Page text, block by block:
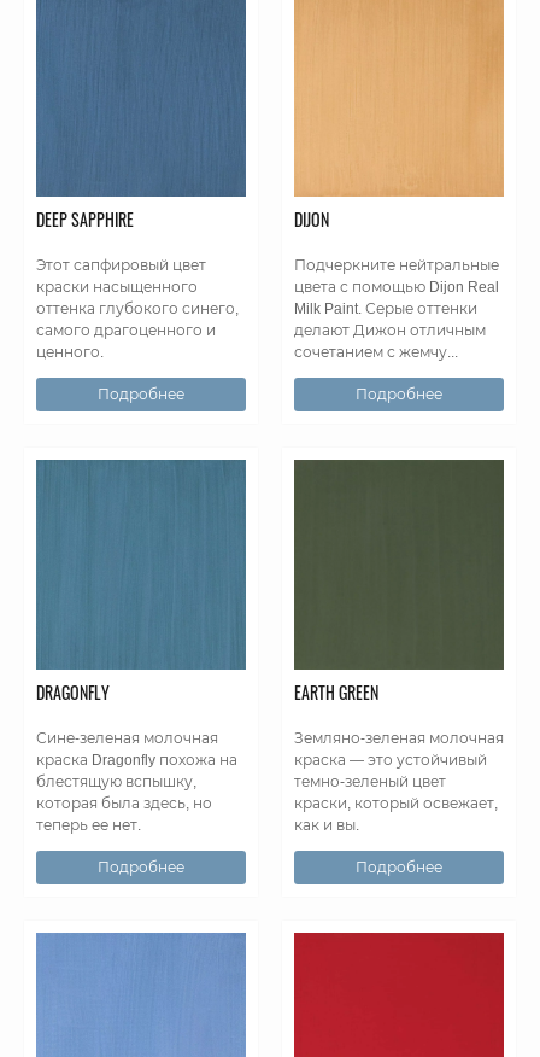
DEEP SAPPHIRE
Этот сапфировый цвет
краски насыщенного
оттенка глубокого синего,
самого драгоценного и
ценного.
Подробнее
DIJON
Подчеркните нейтральные
цвета с помощью Dijon Real
Milk Paint. Серые оттенки
делают Дижон отличным
сочетанием с жемчу...
Подробнее
DRAGONFLY
Сине-зеленая молочная
краска Dragonfly похожа на
блестящую вспышку,
которая была здесь, но
теперь ее нет.
Подробнее
EARTH GREEN
Земляно-зеленая молочная
краска — это устойчивый
темно-зеленый цвет
краски, который освежает,
как и вы.
Подробнее